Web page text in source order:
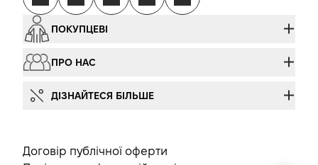
ПОКУПЦЕВІ
ПРО НАС
ДІЗНАЙТЕСЯ БІЛЬШЕ
Договір публічної оферти